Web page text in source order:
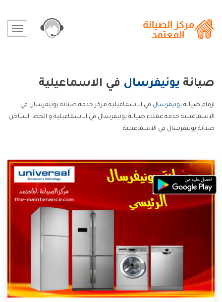
صيانة يونيفرسال في الاسماعيلية
ارقام صيانة يونيفرسال في الاسماعيلية مركز خدمة صيانة يونيفرسال في
الاسماعيلية خدمة عملاء صيانة يونيفرسال في الاسماعيلية و الخط الساخن
صيانة يونيفرسال في الاسماعيلية.